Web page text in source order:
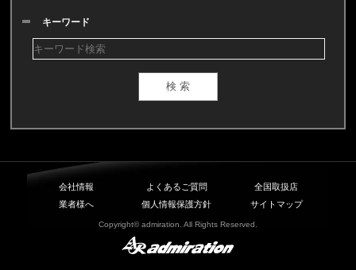
キーワード
会社情報 よくあるご質問
全国取扱店
業者様へ
個人情報保護方針 サイトマップ
Copyright© admiration. All Rights Reserved.